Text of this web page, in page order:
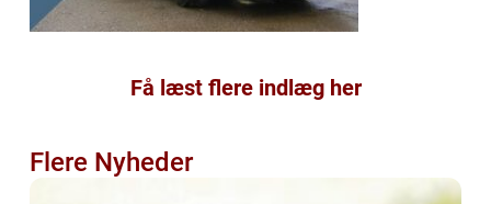
Få læst flere indlæg her
Flere Nyheder